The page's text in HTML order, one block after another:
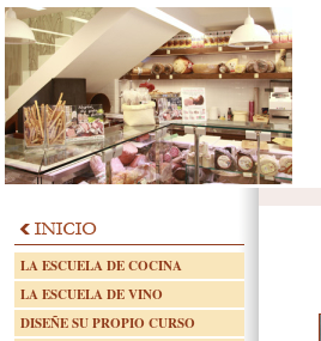
LA ESCUELA DE COCINA
LA ESCUELA DE VINO
DISEÑE SU PROPIO CURSO